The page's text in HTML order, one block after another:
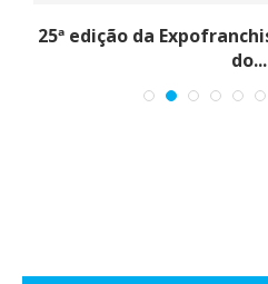
25ª edição da
do...